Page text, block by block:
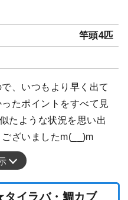
竿頭4匹
、いつもより早く出て
たポイントをすべて見
たような状況を思い出
ざいましたm(__)m